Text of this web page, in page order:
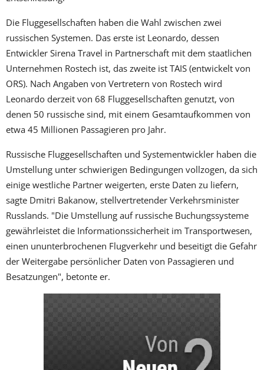
Die Fluggesellschaften haben die Wahl zwischen zwei
russischen Systemen. Das erste ist Leonardo, dessen
Entwickler Sirena Travel in Partnerschaft mit dem staatlichen
Unternehmen Rostech ist, das zweite ist TAIS (entwickelt von
ORS). Nach Angaben von Vertretern von Rostech wird
Leonardo derzeit von 68 Fluggesellschaften genutzt, von
denen 50 russische sind, mit einem Gesamtaufkommen von
etwa 45 Millionen Passagieren pro Jahr.
Russische Fluggesellschaften und Systementwickler haben die
Umstellung unter schwierigen Bedingungen vollzogen, da sich
einige westliche Partner weigerten, erste Daten zu liefern,
sagte Dmitri Bakanow, stellvertretender Verkehrsminister
Russlands. "Die Umstellung auf russische Buchungssysteme
gewährleistet die Informationssicherheit im Transportwesen,
einen ununterbrochenen Flugverkehr und beseitigt die Gefahr
der Weitergabe persönlicher Daten von Passagieren und
Besatzungen", betonte er.